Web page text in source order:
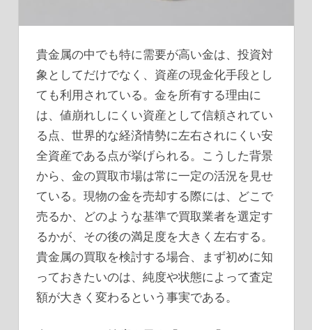
貴金属の中でも特に需要が高い金は、投資対
象としてだけでなく、資産の現金化手段とし
ても利用されている。 金を所有する理由に
は、値崩れしにくい資産として信頼されてい
る点、世界的な経済情勢に左右されにくい安
全資産である点が挙げられる。こうした背景
から、金の買取市場は常に一定の活況を見せ
ている。現物の金を売却する際には、どこで
売るか、どのような基準で買取業者を選定す
るかが、その後の満足度を大きく左右する。
貴金属の買取を検討する場合、まず初めに知
っておきたいのは、純度や状態によって査定
額が大きく変わるという事実である。